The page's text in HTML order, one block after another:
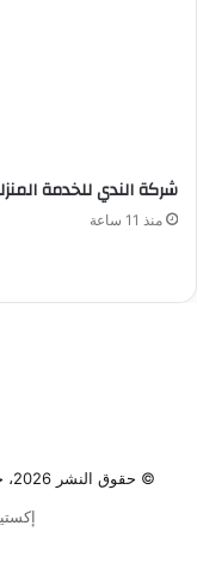
© حقوق النشر 2026، جميع الحقوق محفوظة |